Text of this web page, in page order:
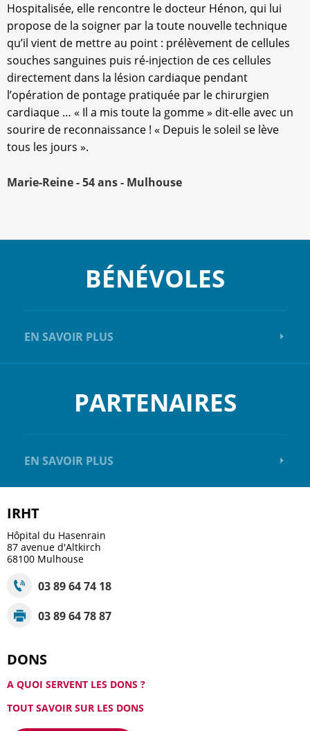
Hospitalisée, elle rencontre le docteur Hénon, qui lui
propose de la soigner par la toute nouvelle technique
qu’il vient de mettre au point : prélèvement de cellules
souches sanguines puis ré-injection de ces cellules
directement dans la lésion cardiaque pendant
l’opération de pontage pratiquée par le chirurgien
cardiaque … « Il a mis toute la gomme » dit-elle avec un
sourire de reconnaissance ! « Depuis le soleil se lève
tous les jours ».
Marie-Reine- 54 ans- Mulhouse
BÉNÉVOLES
EN SAVOIR PLUS
PARTENAIRES
EN SAVOIR PLUS
IRHT
Hôpital du Hasenrain
87 avenue d'Altkirch
68100 Mulhouse
03 89 64 74 18
03 89 64 78 87
DONS
A QUOI SERVENT LES DONS ?
TOUT SAVOIR SUR LES DONS